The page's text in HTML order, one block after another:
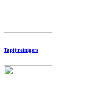
Tapijtreinigers